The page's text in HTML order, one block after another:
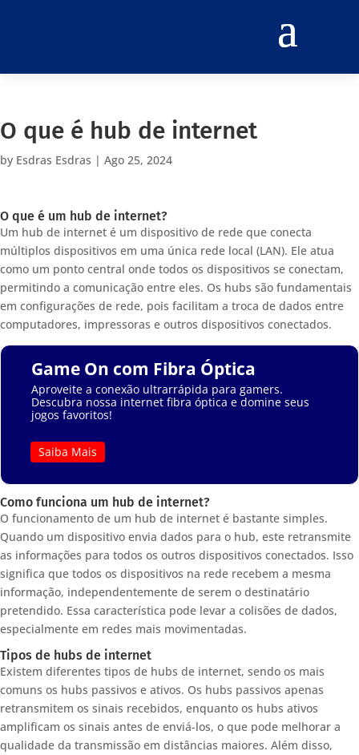
O que é hub de internet
by Esdras Esdras | Ago 25, 2024
O que é um hub de internet?
Um hub de internet é um dispositivo de rede que conecta
múltiplos dispositivos em uma única rede local (LAN). Ele atua
como um ponto central onde todos os dispositivos se conectam,
permitindo a comunicação entre eles. Os hubs são fundamentais
em configurações de rede, pois facilitam a troca de dados entre
computadores, impressoras e outros dispositivos conectados.
Game On com Fibra Óptica
Aproveite a conexão ultrarrápida para gamers.
Descubra nossa internet fibra óptica e domine seus
jogos favoritos!
Saiba Mais
Como funciona um hub de internet?
O funcionamento de um hub de internet é bastante simples.
Quando um dispositivo envia dados para o hub, este retransmite
as informações para todos os outros dispositivos conectados. Isso
significa que todos os dispositivos na rede recebem a mesma
informação, independentemente de serem o destinatário
pretendido. Essa característica pode levar a colisões de dados,
especialmente em redes mais movimentadas.
Tipos de hubs de internet
Existem diferentes tipos de hubs de internet, sendo os mais
comuns os hubs passivos e ativos. Os hubs passivos apenas
retransmitem os sinais recebidos, enquanto os hubs ativos
amplificam os sinais antes de enviá-los, o que pode melhorar a
qualidade da transmissão em distâncias maiores. Além disso,